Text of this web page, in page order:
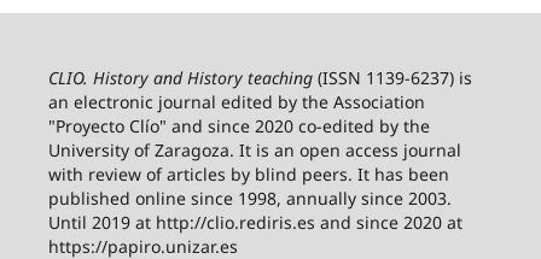
CLIO. History and History teaching(ISSN 1139-6237) is
an electronic journal edited by the Association
"Proyecto Clío" and since 2020 co-edited by the
University of Zaragoza. It is an open access journal
with review of articles by blind peers. It has been
published online since 1998, annually since 2003.
Until 2019 at http://clio.rediris.es and since 2020 at
https://papiro.unizar.es